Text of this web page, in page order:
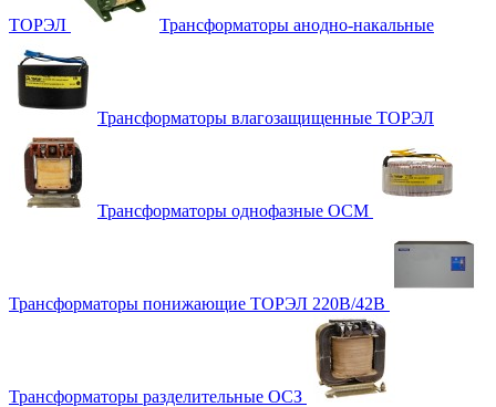
ТОРЭЛ Трансформаторы анодно-накальные
Трансформаторы влагозащищенные ТОРЭЛ
Трансформаторы однофазные ОСМ
Трансформаторы понижающие ТОРЭЛ 220В/42В
Трансформаторы разделительные ОСЗ